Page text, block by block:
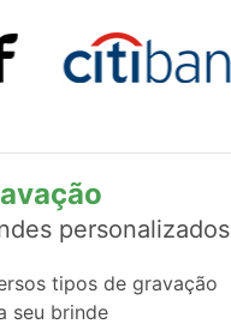
personalizados
tipos de gravação
seu brinde